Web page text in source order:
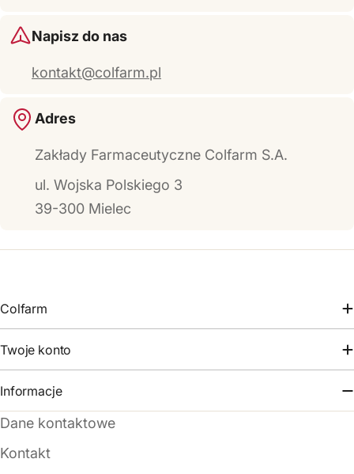
Napisz do nas
kontakt@colfarm.pl
Adres
Zakłady Farmaceutyczne Colfarm S.A.
ul. Wojska Polskiego 3
39-300 Mielec
Colfarm
Twoje konto
Informacje
Dane kontaktowe
Kontakt